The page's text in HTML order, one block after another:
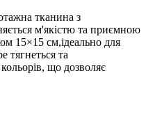
тканина з
м'якістю та приємною
15×15 см,ідеально для
тягнеться та
що дозволяє